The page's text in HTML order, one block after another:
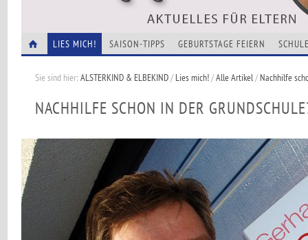
LIES MICH! SAISON-TIPPS GEBURTSTAGE FEIERN
Sie sind hier:ALSTERKIND & ELBEKIND/Lies mich!/Alle Artikel/Nachhilfe
NACHHILFE SCHON IN DER